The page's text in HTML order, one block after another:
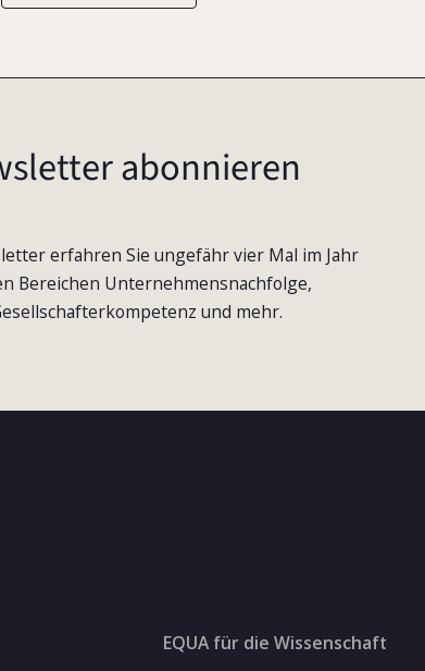
abonnieren
erfahren Sie ungefähr vier Mal im Jahr
Bereichen Unternehmensnachfolge,
und mehr.
EQUA für die Wissenschaft